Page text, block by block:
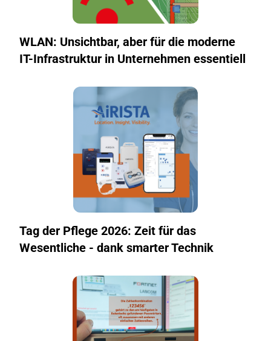
WLAN: Unsichtbar, aber für die moderne
IT-Infrastruktur in Unternehmen essentiell
Tag der Pflege 2026: Zeit für das
Wesentliche - dank smarter Technik